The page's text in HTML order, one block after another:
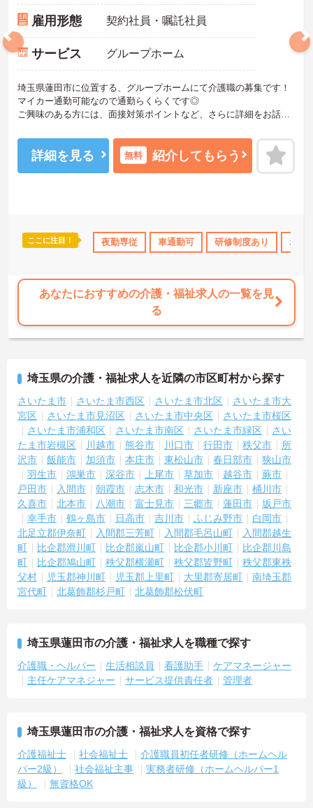
日110日以上 資格取得サポート 研修制度あり 産休･育休･介
雇用形態 契約社員・嘱託社員
サービス グループホーム
埼玉県蓮田市に位置する、グループホームにて介護職の募集です！
マイカー通勤可能なので通勤らくらくです◎
ご興味のある方には、面接対策ポイントなど、さらに詳細をお話し
詳細を見る 無料 紹介してもらう
ここに注目！ 夜勤専従 車通勤可 研修制度あり ボー
あなたにおすすめの介護・福祉求人の一覧を見
る
埼玉県の介護・福祉求人を近隣の市区町村から探す
さいたま市 さいたま市西区 さいたま市北区
さいたま市大
宮区
さいたま市見沼区 さいたま市中央区
さいたま市桜区
さいたま市浦和区
さいたま市南区 さいたま市緑区
さい
たま市岩槻区
川越市 熊谷市 川口市 行田市 秩父市
所
沢市
飯能市 加須市 本庄市 東松山市 春日部市
狭山市
羽生市
鴻巣市 深谷市 上尾市 草加市 越谷市
蕨市
戸田市
入間市 朝霞市 志木市 和光市 新座市
桶川市
久喜市
北本市 八潮市 富士見市 三郷市 蓮田市
坂戸市
幸手市
鶴ヶ島市 日高市 吉川市 ふじみ野市
白岡市
北足立郡伊奈町
入間郡三芳町 入間郡毛呂山町
入間郡越生
町
比企郡滑川町 比企郡嵐山町 比企郡小川町
比企郡川島
町
比企郡鳩山町 秩父郡横瀬町 秩父郡皆野町
秩父郡東秩
父村
児玉郡神川町 児玉郡上里町 大里郡寄居町
南埼玉郡
宮代町
北葛飾郡杉戸町 北葛飾郡松伏町
埼玉県蓮田市の介護・福祉求人を職種で探す
介護職・ヘルパー 生活相談員 看護助手
ケアマネージャー
主任ケアマネジャー
サービス提供責任者 管理者
埼玉県蓮田市の介護・福祉求人を資格で探す
介護福祉士 社会福祉士
介護職員初任者研修（ホームヘル
パー2級）
社会福祉主事
実務者研修（ホームヘルパー1
級）
無資格OK